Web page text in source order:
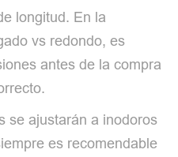
longitud. En la
vs redondo, es
antes de la compra
se ajustarán a inodoros
es recomendable